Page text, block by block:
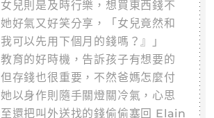
兒則是及時行樂，想買東西錢不
好氣又好笑分享，「女兒竟然和
可以先用下個月的錢嗎？』」
教育的好時機，告訴孩子有想要的
存錢也很重要，不然爸媽怎麼付
以身作則隨手關燈關冷氣，心思
還把叫外送找的錢偷偷塞回 Elain